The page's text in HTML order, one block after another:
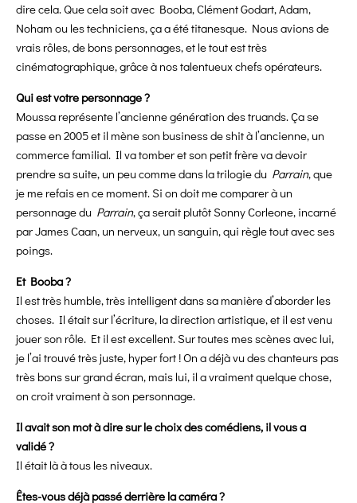
dire cela. Que cela soit avec Booba, Clément Godart, Adam,
Noham ou les techniciens, ça a été titanesque. Nous avions de
vrais rôles, de bons personnages, et le tout est très
cinématographique, grâce à nos talentueux chefs opérateurs.
Qui est votre personnage ?
Moussa représente l’ancienne génération des truands. Ça se
passe en 2005 et il mène son business de shit à l’ancienne, un
commerce familial. Il va tomber et son petit frère va devoir
prendre sa suite, un peu comme dans la trilogie du Parrain, que
je me refais en ce moment. Si on doit me comparer à un
personnage du Parrain, ça serait plutôt Sonny Corleone, incarné
par James Caan, un nerveux, un sanguin, qui règle tout avec ses
poings.
Et Booba ?
Il est très humble, très intelligent dans sa manière d’aborder les
choses. Il était sur l’écriture, la direction artistique, et il est venu
jouer son rôle. Et il est excellent. Sur toutes mes scènes avec lui,
je l’ai trouvé très juste, hyper fort ! On a déjà vu des chanteurs pas
très bons sur grand écran, mais lui, il a vraiment quelque chose,
on croit vraiment à son personnage.
Il avait son mot à dire sur le choix des comédiens, il vous a
validé ?
Il était là à tous les niveaux.
Êtes-vous déjà passé derrière la caméra ?